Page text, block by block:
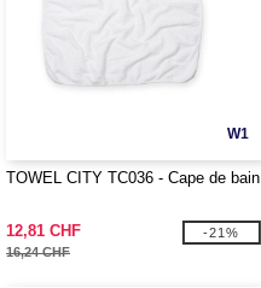
W1
TOWEL CITY TC036 - Cape de bain
12,81 CHF
16,24 CHF
-21%